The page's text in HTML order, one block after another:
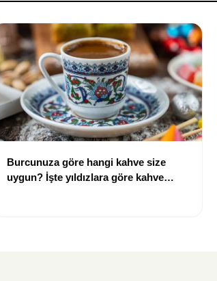
Burcunuza göre hangi kahve size
uygun? İşte yıldızlara göre kahve